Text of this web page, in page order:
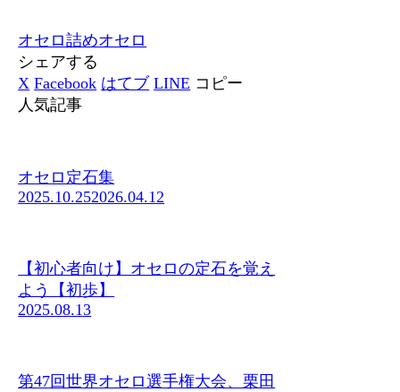
オセロ詰めオセロ
シェアする
X Facebook はてブ LINE コピー
人気記事
オセロ定石集
2025.10.252026.04.12
【初心者向け】オセロの定石を覚え
よう【初歩】
2025.08.13
第47回世界オセロ選手権大会、栗田